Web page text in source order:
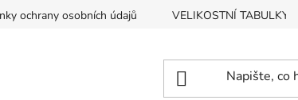
ochrany osobních údajů VELIKOSTNÍ TABULKY